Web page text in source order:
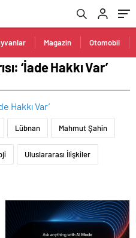
Magazin Otomobil
‘İade Hakkı Var’
Lübnan Mahmut Şahin
Uluslararası İlişkiler